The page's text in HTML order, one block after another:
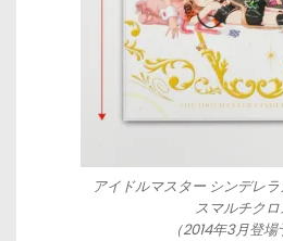
アイドルマスター シンデレ
スマルチクロ
（2014年3月登場